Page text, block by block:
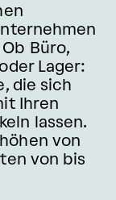
Büro,
Lager:
die sich
Ihren
lassen.
von
von bis